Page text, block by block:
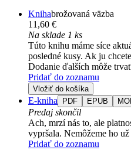
Knihabrožovaná väzba
11,60 €
Na sklade 1 ks
Túto knihu máme síce
posledné kusy. Ak ju
Dodanie ďalších môže
Pridať do zoznamu
Vložiť do košíka
E-kniha PDF EPUB
Predaj skončil
Ach, mrzí nás to, ale
vypršala. Nemôžeme ho
Pridať do zoznamu